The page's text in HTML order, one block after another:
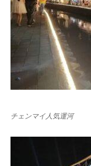
チェンマイ人気運河